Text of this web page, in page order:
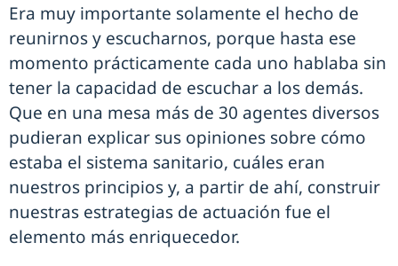
Era muy importante solamente el hecho de
reunirnos y escucharnos, porque hasta ese
momento prácticamente cada uno hablaba sin
tener la capacidad de escuchar a los demás.
Que en una mesa más de 30 agentes diversos
pudieran explicar sus opiniones sobre cómo
estaba el sistema sanitario, cuáles eran
nuestros principios y, a partir de ahí, construir
nuestras estrategias de actuación fue el
elemento más enriquecedor.